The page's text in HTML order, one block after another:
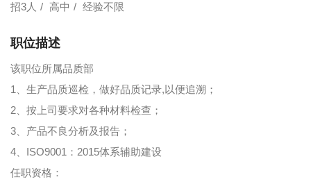
招3人 高中 经验不限
职位描述
该职位所属品质部
1、生产品质巡检，做好品质记录,以便追溯；
2、按上司要求对各种材料检查；
3、产品不良分析及报告；
4、ISO9001：2015体系辅助建设
任职资格：